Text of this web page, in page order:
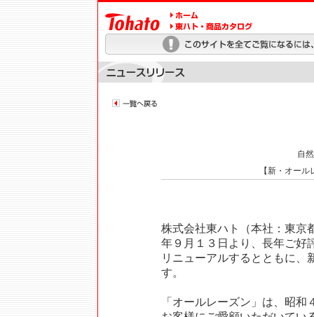
自
【新・オー
株式会社東ハト（本社：東京
年９月１３日より、長年ご好
リニューアルするとともに、
す。
「オールレーズン」は、昭